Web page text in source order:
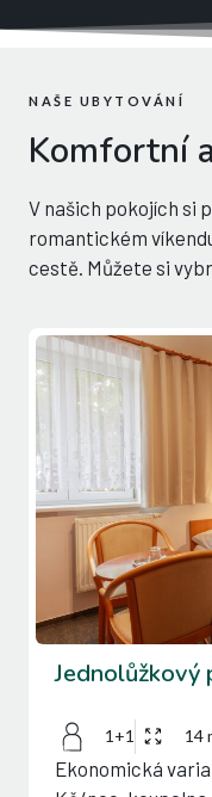
NAŠE UBYTOVÁNÍ
Komfortní
V našich pokojích si
romantickém
cestě. Můžete si
Jednolůžkový
1+1 14
Ekonomická